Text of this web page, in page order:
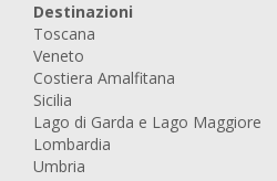
Destinazioni
Toscana
Veneto
Costiera Amalfitana
Sicilia
Lago di Garda e Lago Maggiore
Lombardia
Umbria